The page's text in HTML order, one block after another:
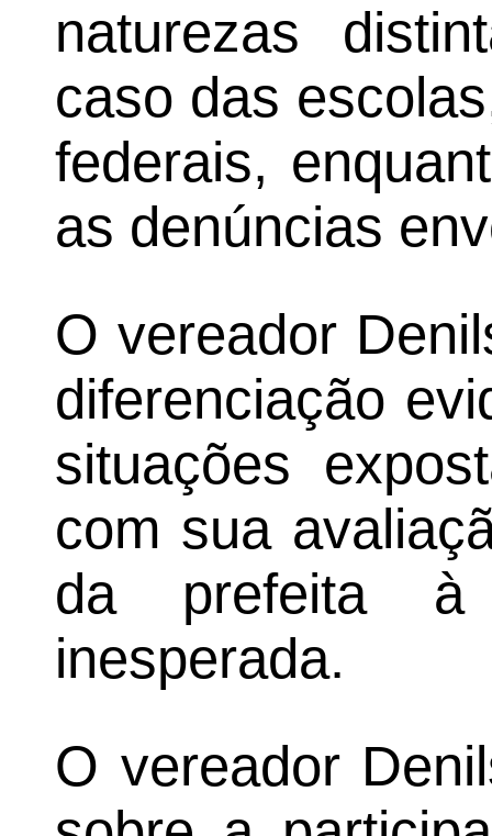
naturezas
caso das
federais,
as denúncias
O vereador
diferenciação
situações
com sua
da prefeita à
inesperada.
O vereador